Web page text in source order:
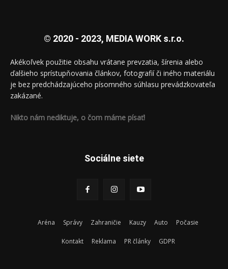
© 2020 - 2023, MEDIA WORK s.r.o.
Akékoľvek použitie obsahu vrátane prevzatia, šírenia alebo
ďalšieho sprístupňovania článkov, fotografií či iného materiálu
je bez predchádzajúceho písomného súhlasu prevádzkovateľa
zakázané.
Nikto nám nediktuje, o čom máme písať!
Sociálne siete
Aréna Správy Zahraničie Kauzy Auto Počasie
Kontakt Reklama PR články GDPR